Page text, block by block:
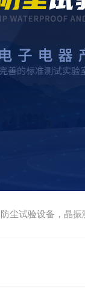
尘试验设备，晶振